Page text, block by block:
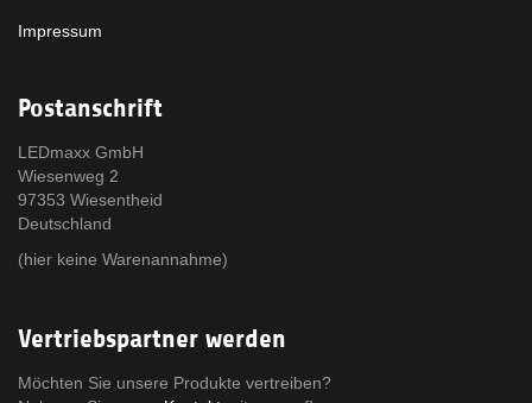
Impressum
Postanschrift
LEDmaxx GmbH
Wiesenweg 2
97353 Wiesentheid
Deutschland
(hier keine Warenannahme)
Vertriebspartner werden
Möchten Sie unsere Produkte vertreiben?